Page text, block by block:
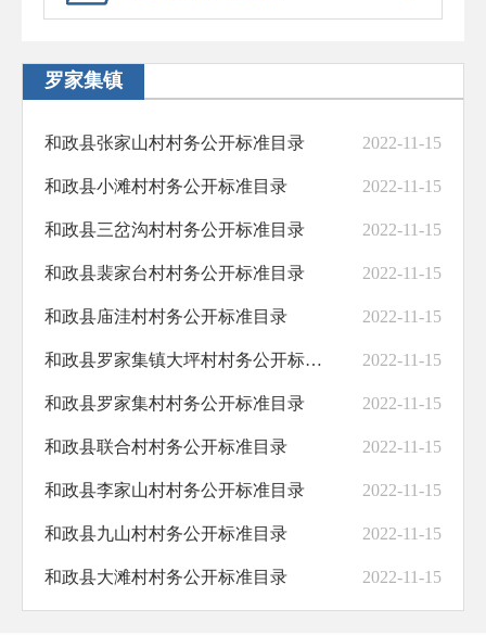
防范化解重大风险
财政资金直达基层
助企纾困
职业培训
义务教育
饮水安全
交通运输
基层政务公开标准化规范化
罗家集镇
和政县张家山村村务公开标准目录 2022-11-15
和政县小滩村村务公开标准目录 2022-11-15
和政县三岔沟村村务公开标准目录 2022-11-15
和政县裴家台村村务公开标准目录 2022-11-15
和政县庙洼村村务公开标准目录 2022-11-15
和政县罗家集镇大坪村村务公开标准目录 2022-11-15
和政县罗家集村村务公开标准目录 2022-11-15
和政县联合村村务公开标准目录 2022-11-15
和政县李家山村村务公开标准目录 2022-11-15
和政县九山村村务公开标准目录 2022-11-15
和政县大滩村村务公开标准目录 2022-11-15